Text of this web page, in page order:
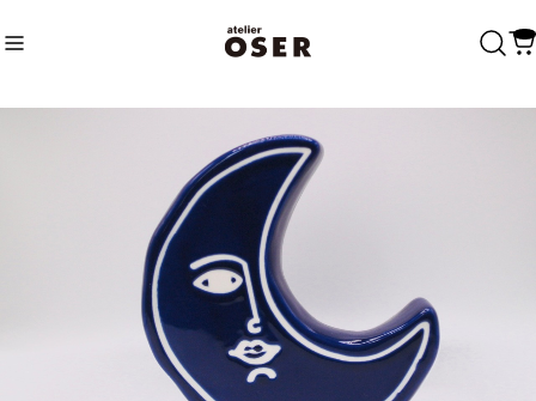
おすすめキーワード
商品カテゴリ